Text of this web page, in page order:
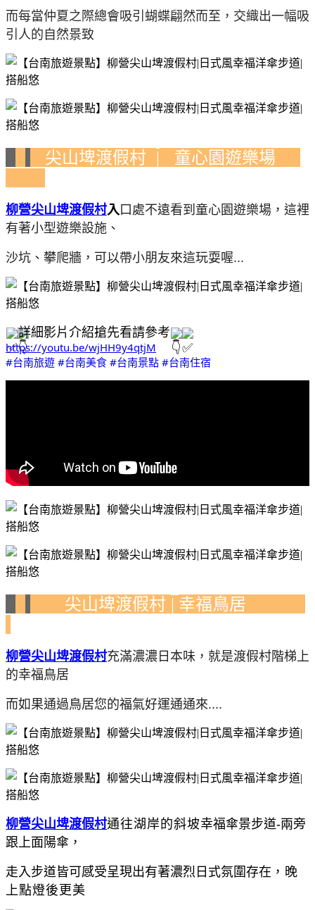
而每當仲夏之際總會吸引蝴蝶翩然而至，交織出一幅吸
引人的自然景致
尖山埤渡假村 | 童心園遊樂場
柳營尖山埤渡假村入 口處不遠看到童心園遊樂場，這裡
有著小型遊樂設施、
沙坑、 攀爬牆，可以帶小朋友來這玩耍喔...
詳細影片介紹搶先看請參考
https://youtu.be/wjHH9y4qtjM
#台南旅遊 #台南美食 #台南景點 #台南住宿
尖山埤渡假村 | 幸福鳥居
柳營尖山埤渡假村充滿濃濃日本味，就是渡假村階梯上
的幸福鳥居
而如果通過鳥居您的福氣好運通通來....
柳營尖山埤渡假村通往湖岸的斜坡幸福傘景步道-兩旁
跟上面陽傘 ，
走入步道皆可感受呈現出有著濃烈日式氛圍存在 ， 晚
上點燈後更美